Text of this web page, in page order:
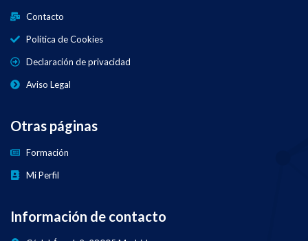
Contacto
Política de Cookies
Declaración de privacidad
Aviso Legal
Otras páginas
Formación
Mi Perfil
Información de contacto